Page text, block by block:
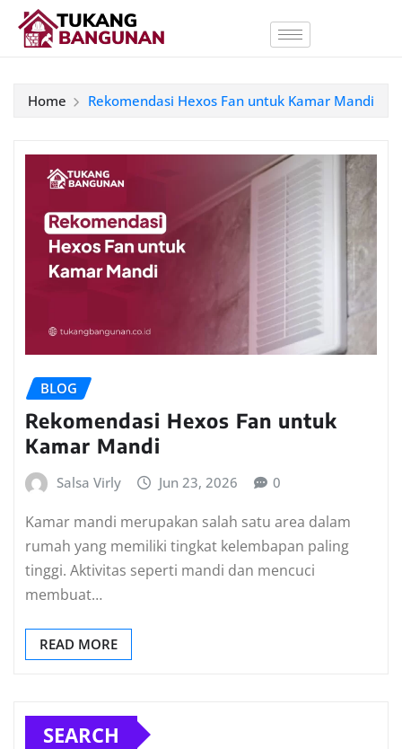
Home Rekomendasi Hexos Fan untuk Kamar Mandi
BLOG
Rekomendasi Hexos Fan untuk
Kamar Mandi
Salsa Virly Jun 23, 2026 0
Kamar mandi merupakan salah satu area dalam
rumah yang memiliki tingkat kelembapan paling
tinggi. Aktivitas seperti mandi dan mencuci
membuat…
READ MORE
SEARCH